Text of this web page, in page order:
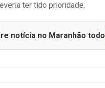
ter tido prioridade.
notícia no Maranhão todo